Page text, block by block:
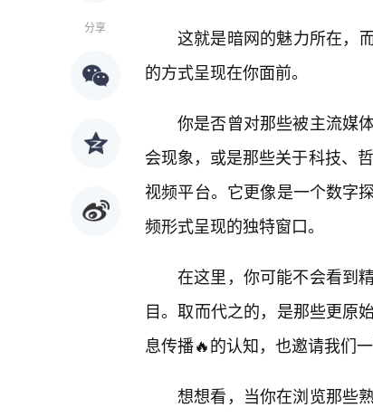
分享
这就是暗网的魅力所在，
的方式呈现在你面前。
你是否曾对那些被主流媒
会现象，或是那些关于科技、
视频平台。它更像是一个数字
频形式呈现的独特窗口。
在这里，你可能不会看到
目。取而代之的，是那些更原
息传播🔥的认知，也邀请我们
想想看，当你在浏览那些